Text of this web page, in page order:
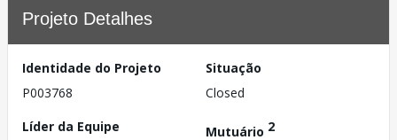
Projeto Detalhes
Identidade do Projeto
P003768
Situação
Closed
Líder da Equipe
Mutuário 2